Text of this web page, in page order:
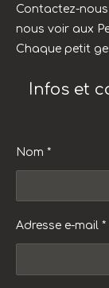
Contactez-
nous voir aux
Chaque petit
Infos et
Nom *
Adresse e-mail *